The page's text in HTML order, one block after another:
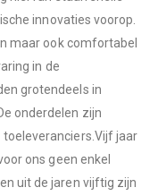
innovaties voorop.
maar ook comfortabel
in de
grotendeels in
onderdelen zijn
jaar
ons geen enkel
uit de jaren vijftig zijn